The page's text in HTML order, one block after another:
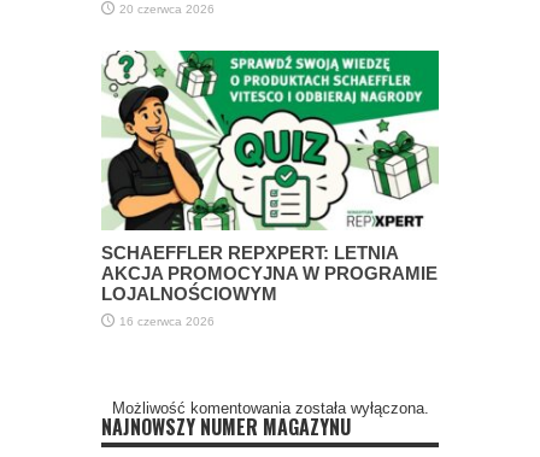
20 czerwca 2026
SCHAEFFLER REPXPERT: LETNIA
AKCJA PROMOCYJNA W PROGRAMIE
LOJALNOŚCIOWYM
16 czerwca 2026
Możliwość komentowania została wyłączona.
NAJNOWSZY NUMER MAGAZYNU